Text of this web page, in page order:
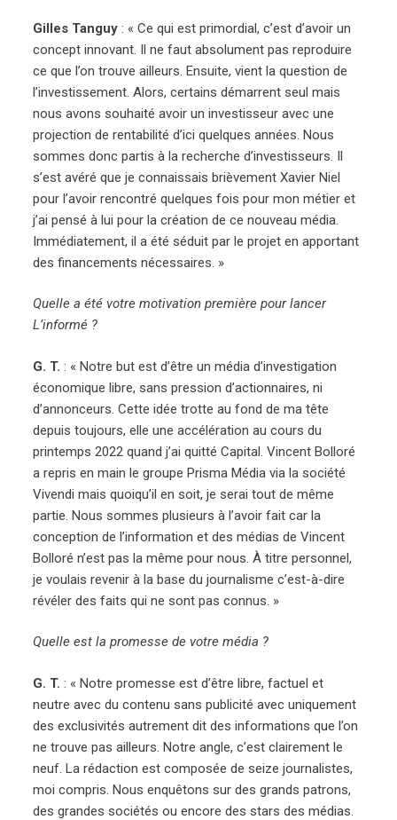
Gilles Tanguy : « Ce qui est primordial, c’est d’avoir un
concept innovant. Il ne faut absolument pas reproduire
ce que l’on trouve ailleurs. Ensuite, vient la question de
l’investissement. Alors, certains démarrent seul mais
nous avons souhaité avoir un investisseur avec une
projection de rentabilité d’ici quelques années. Nous
sommes donc partis à la recherche d’investisseurs. Il
s’est avéré que je connaissais brièvement Xavier Niel
pour l’avoir rencontré quelques fois pour mon métier et
j’ai pensé à lui pour la création de ce nouveau média.
Immédiatement, il a été séduit par le projet en apportant
des financements nécessaires. »
Quelle a été votre motivation première pour lancer
L’informé ?
G. T. : « Notre but est d’être un média d’investigation
économique libre, sans pression d’actionnaires, ni
d’annonceurs. Cette idée trotte au fond de ma tête
depuis toujours, elle une accélération au cours du
printemps 2022 quand j’ai quitté Capital. Vincent Bolloré
a repris en main le groupe Prisma Média via la société
Vivendi mais quoiqu’il en soit, je serai tout de même
partie. Nous sommes plusieurs à l’avoir fait car la
conception de l’information et des médias de Vincent
Bolloré n’est pas la même pour nous. À titre personnel,
je voulais revenir à la base du journalisme c’est-à-dire
révéler des faits qui ne sont pas connus. »
Quelle est la promesse de votre média ?
G. T. : « Notre promesse est d’être libre, factuel et
neutre avec du contenu sans publicité avec uniquement
des exclusivités autrement dit des informations que l’on
ne trouve pas ailleurs. Notre angle, c’est clairement le
neuf. La rédaction est composée de seize journalistes,
moi compris. Nous enquêtons sur des grands patrons,
des grandes sociétés ou encore des stars des médias.